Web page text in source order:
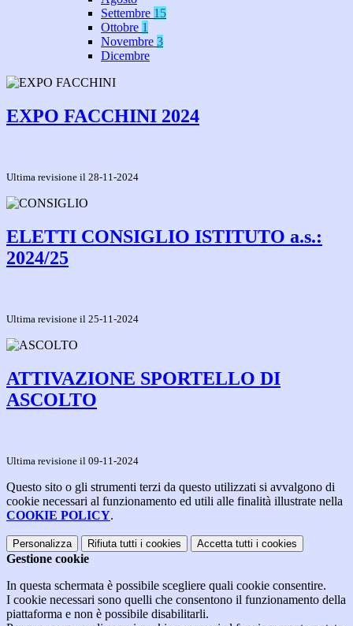
Settembre 15
Ottobre 1
Novembre 3
Dicembre
EXPO FACCHINI 2024
Ultima revisione il 28-11-2024
ELETTI CONSIGLIO ISTITUTO a.s.:
2024/25
Ultima revisione il 25-11-2024
ATTIVAZIONE SPORTELLO DI
ASCOLTO
Ultima revisione il 09-11-2024
Questo sito o gli strumenti terzi da questo utilizzati si avvalgono di
cookie necessari al funzionamento ed utili alle finalità illustrate nella
COOKIE POLICY.
Personalizza Rifiuta tutti i cookies Accetta tutti i cookies
Gestione cookie
In questa schermata è possibile scegliere quali cookie consentire.
I cookie necessari sono quelli che consentono il funzionamento della
piattaforma e non è possibile disabilitarli.